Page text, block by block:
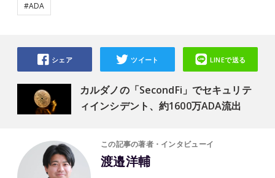
#ADA
カルダノの「SecondFi」でセキュリテ
ィインシデント、約1600万ADA流出
シェア ツイート LINEで送る
この記事の著者・インタビューイ
渡邉洋輔